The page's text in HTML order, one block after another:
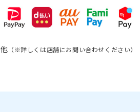
他 （※詳しくは店舗にお問い合わせください）